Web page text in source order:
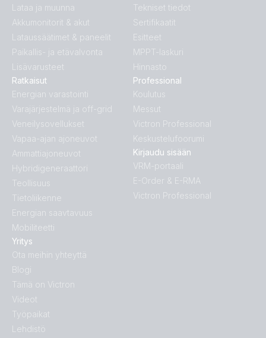
Lataa ja muunna
Akkumonitorit & akut
Lataussäätimet & paneelit
Paikallis- ja etävalvonta
Lisävarusteet
Ratkaisut
Energian varastointi
Varajärjestelmä ja off-grid
Veneilysovellukset
Vapaa-ajan ajoneuvot
Ammattiajoneuvot
Hybridigeneraattori
Teollisuus
Tietoliikenne
Energian saavtavuus
Mobiliteetti
Yritys
Ota meihin yhteyttä
Blogi
Tämä on Victron
Videot
Työpaikat
Lehdistö
Tekniset tiedot
Sertifikaatit
Esitteet
MPPT-laskuri
Hinnasto
Professional
Koulutus
Messut
Victron Professional
Keskustelufoorumi
Kirjaudu sisään
VRM-portaali
E-Order & E-RMA
Victron Professional